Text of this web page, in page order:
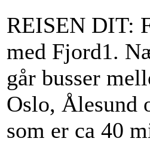
REISEN DIT:
med Fjord1.
går busser
Oslo, Ålesund
som er ca 40